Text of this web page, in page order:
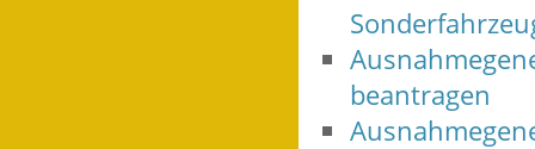
beantragen